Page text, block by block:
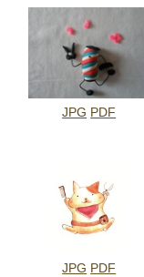
JPG PDF
JPG PDF